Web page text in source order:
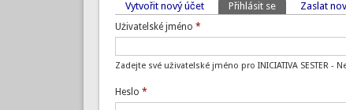
Hlavní záložky
Vytvořit nový účet Přihlásit se(aktivníZaslat
Uživatelské jméno *
Zadejte své uživatelské jméno pro INICIATIVA SESTER -
Heslo *